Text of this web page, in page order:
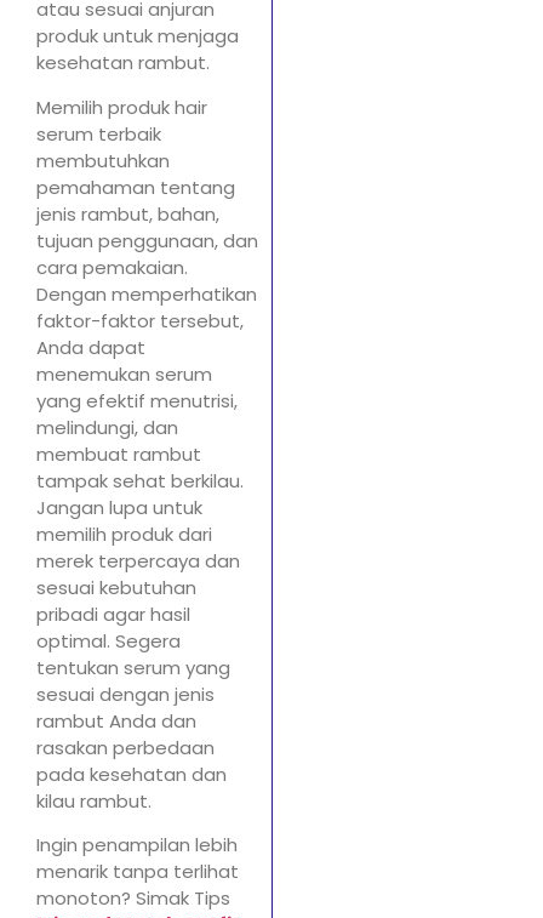
atau sesuai anjuran
produk untuk menjaga
kesehatan rambut.
Memilih produk hair
serum terbaik
membutuhkan
pemahaman tentang
jenis rambut, bahan,
tujuan penggunaan, dan
cara pemakaian.
Dengan memperhatikan
faktor-faktor tersebut,
Anda dapat
menemukan serum
yang efektif menutrisi,
melindungi, dan
membuat rambut
tampak sehat berkilau.
Jangan lupa untuk
memilih produk dari
merek terpercaya dan
sesuai kebutuhan
pribadi agar hasil
optimal. Segera
tentukan serum yang
sesuai dengan jenis
rambut Anda dan
rasakan perbedaan
pada kesehatan dan
kilau rambut.
Ingin penampilan lebih
menarik tanpa terlihat
monoton? Simak Tips